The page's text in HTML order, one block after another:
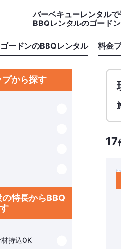
バーベキューレンタルで
BBQレンタルのゴードン
ゴードンのBBQレンタル 料金
17
プから探す
の特長からBBQ
材持込OK